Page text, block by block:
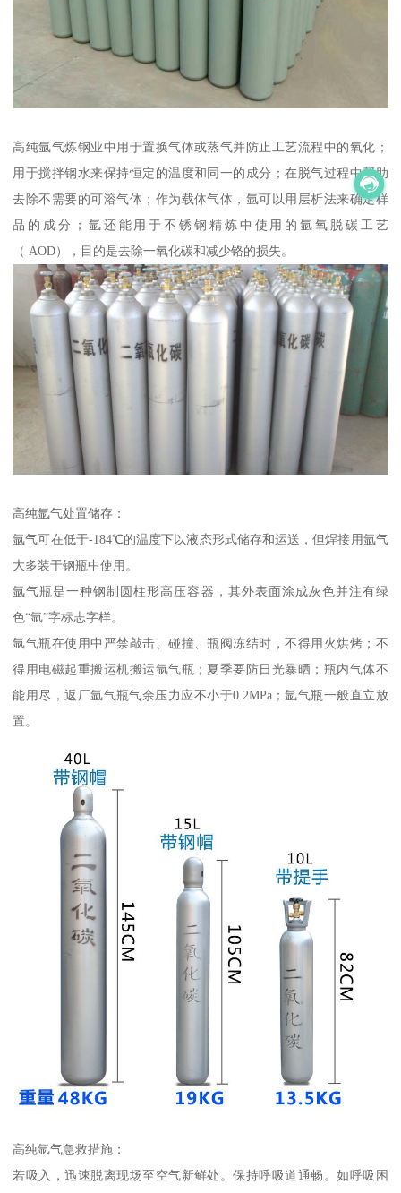
高纯氩气炼钢业中用于置换气体或蒸气并防止工艺流程中的氧化；
用于搅拌钢水来保持恒定的温度和同一的成分；在脱气过程中帮助
去除不需要的可溶气体；作为载体气体，氩可以用层析法来确定样
品的成分；氩还能用于不锈钢精炼中使用的氩氧脱碳工艺
（ AOD），目的是去除一氧化碳和减少铬的损失。
高纯氩气处置储存：
氩气可在低于-184℃的温度下以液态形式储存和运送，但焊接用氩气
大多装于钢瓶中使用。
氩气瓶是一种钢制圆柱形高压容器，其外表面涂成灰色并注有绿
色“氩”字标志字样。
氩气瓶在使用中严禁敲击、碰撞、瓶阀冻结时，不得用火烘烤；不
得用电磁起重搬运机搬运氩气瓶；夏季要防日光暴晒；瓶内气体不
能用尽，返厂氩气瓶气余压力应不小于0.2MPa；氩气瓶一般直立放
置。
高纯氩气急救措施：
若吸入，迅速脱离现场至空气新鲜处。保持呼吸道通畅。如呼吸困